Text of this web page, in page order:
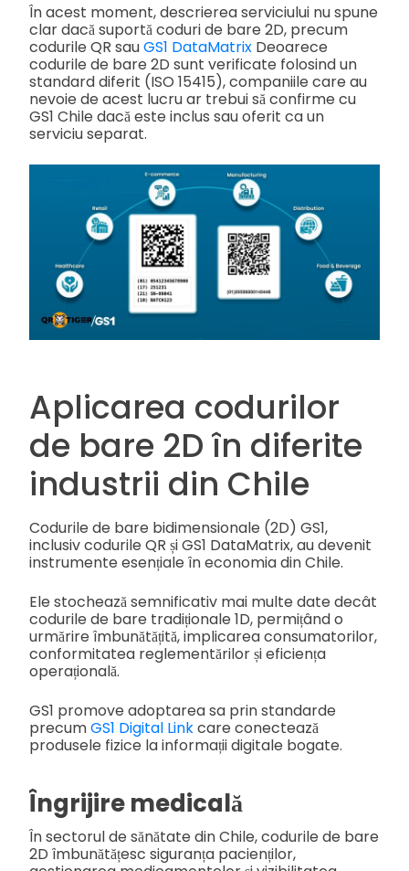
În acest moment, descrierea serviciului nu spune
clar dacă suportă coduri de bare 2D, precum
codurile QR sauGS1 DataMatrix Deoarece
codurile de bare 2D sunt verificate folosind un
standard diferit (ISO 15415), companiile care au
nevoie de acest lucru ar trebui să confirme cu
GS1 Chile dacă este inclus sau oferit ca un
serviciu separat.
Aplicarea codurilor
de bare 2D în diferite
industrii din Chile
Codurile de bare bidimensionale (2D) GS1,
inclusiv codurile QR și GS1 DataMatrix, au devenit
instrumente esențiale în economia din Chile.
Ele stochează semnificativ mai multe date decât
codurile de bare tradiționale 1D, permițând o
urmărire îmbunătățită, implicarea consumatorilor,
conformitatea reglementărilor și eficiența
operațională.
GS1 promove adoptarea sa prin standarde
precumGS1 Digital Linkcare conectează
produsele fizice la informații digitale bogate.
Îngrijire medicală
În sectorul de sănătate din Chile, codurile de bare
2D îmbunătățesc siguranța pacienților,